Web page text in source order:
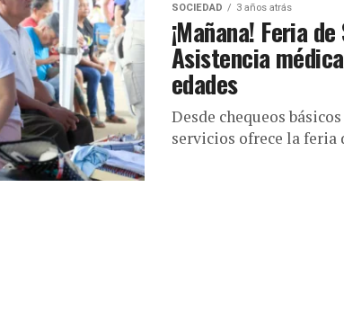
SOCIEDAD 3 años atrás
¡Mañana! Feria
Asistencia
edades
Desde chequeos
servicios ofrece la feria